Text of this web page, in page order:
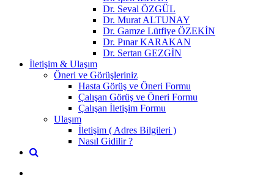
Dr. Seval ÖZGÜL
Dr. Murat ALTUNAY
Dr. Gamze Lütfiye ÖZEKİN
Dr. Pınar KARAKAN
Dr. Sertan GEZGİN
İletişim & Ulaşım
Öneri ve Görüşleriniz
Hasta Görüş ve Öneri Formu
Çalışan Görüş ve Öneri Formu
Çalışan İletişim Formu
Ulaşım
İletişim ( Adres Bilgileri )
Nasıl Gidilir ?